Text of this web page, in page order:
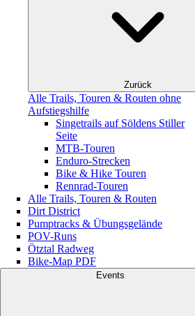
Zurück
Alle Trails, Touren & Routen ohne
Aufstiegshilfe
Singetrails auf Söldens Stiller
Seite
MTB-Touren
Enduro-Strecken
Bike & Hike Touren
Rennrad-Touren
Alle Trails, Touren & Routen
Dirt District
Pumptracks & Übungsgelände
POV-Runs
Ötztal Radweg
Bike-Map PDF
Events